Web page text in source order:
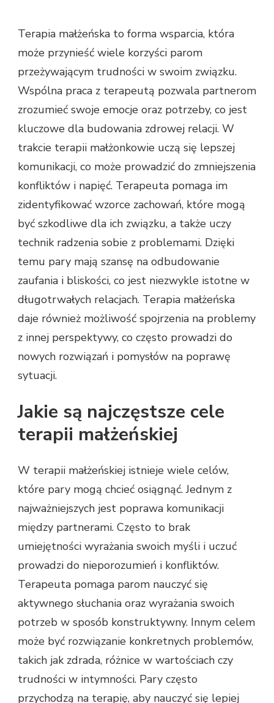
Terapia małżeńska to forma wsparcia, która
może przynieść wiele korzyści parom
przeżywającym trudności w swoim związku.
Wspólna praca z terapeutą pozwala partnerom
zrozumieć swoje emocje oraz potrzeby, co jest
kluczowe dla budowania zdrowej relacji. W
trakcie terapii małżonkowie uczą się lepszej
komunikacji, co może prowadzić do zmniejszenia
konfliktów i napięć. Terapeuta pomaga im
zidentyfikować wzorce zachowań, które mogą
być szkodliwe dla ich związku, a także uczy
technik radzenia sobie z problemami. Dzięki
temu pary mają szansę na odbudowanie
zaufania i bliskości, co jest niezwykle istotne w
długotrwałych relacjach. Terapia małżeńska
daje również możliwość spojrzenia na problemy
z innej perspektywy, co często prowadzi do
nowych rozwiązań i pomysłów na poprawę
sytuacji.
Jakie są najczęstsze cele
terapii małżeńskiej
W terapii małżeńskiej istnieje wiele celów,
które pary mogą chcieć osiągnąć. Jednym z
najważniejszych jest poprawa komunikacji
między partnerami. Często to brak
umiejętności wyrażania swoich myśli i uczuć
prowadzi do nieporozumień i konfliktów.
Terapeuta pomaga parom nauczyć się
aktywnego słuchania oraz wyrażania swoich
potrzeb w sposób konstruktywny. Innym celem
może być rozwiązanie konkretnych problemów,
takich jak zdrada, różnice w wartościach czy
trudności w intymności. Pary często
przychodzą na terapię, aby nauczyć się lepiej